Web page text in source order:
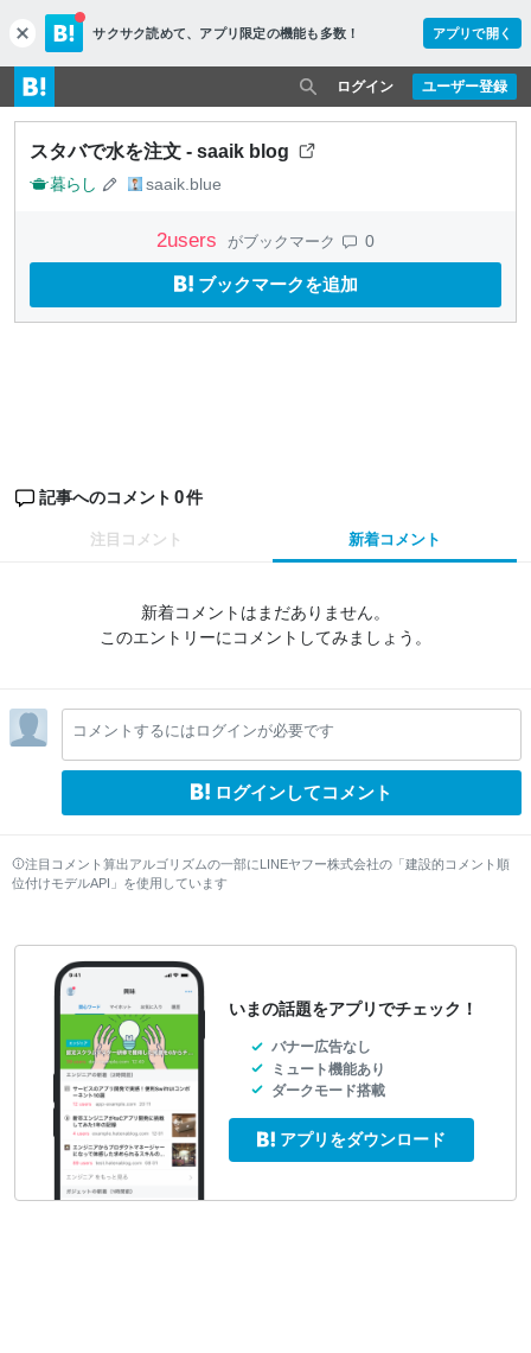
c
l
o
s
e
サクサク読めて、 アプリ限定の機能も多数！ アプリで開く
ユーザー登録
ログイン
スタバで水を注文 - saaik blog
暮らし saaik.blue
2users がブックマーク 0
ブックマークを追加
記事へのコメント 0件
注目コメント 新着コメント
新着コメントはまだありません。
このエントリーにコメントしてみましょう。
コメントするにはログインが必要です
ログインしてコメント
注目コメント算出アルゴリズムの一部にLINEヤフー株式会社の「建設的コメント順
位付けモデルAPI」を使用しています
いまの話題をアプリでチェック！
バナー広告なし
ミュート機能あり
ダークモード搭載
アプリをダウンロード